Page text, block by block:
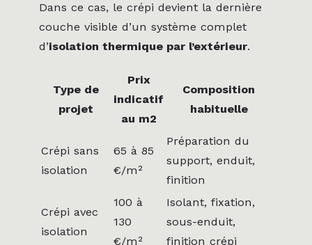
Dans ce cas, le crépi devient la dernière
couche visible d’un système complet
d’isolation thermique par l’extérieur.
Type de
projet
Prix
indicatif
au m2
Composition
habituelle
Crépi sans
isolation
65 à 85
€/m²
Préparation du
support, enduit,
finition
Crépi avec
isolation
100 à
130
€/m²
Isolant, fixation,
sous-enduit,
finition crépi